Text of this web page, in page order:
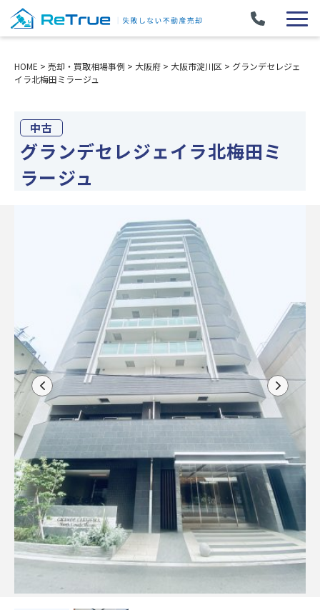
HOME > 売却・買取相場事例 > 大阪府 > 大阪市淀川区 > グランデセレジェ
イラ北梅田ミラージュ
中古
グランデセレジェイラ北梅田ミ
ラージュ